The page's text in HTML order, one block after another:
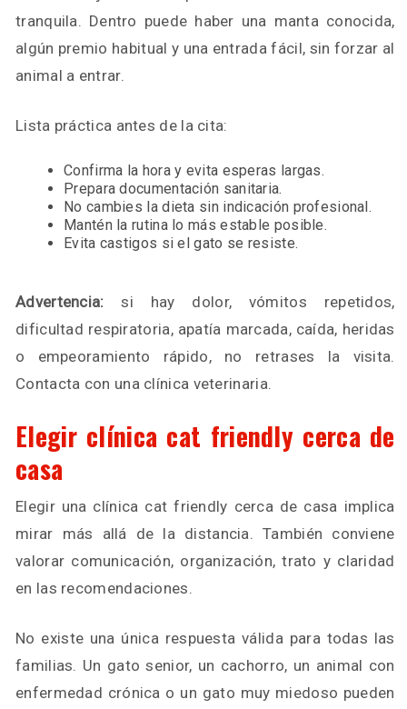
tranquila. Dentro puede haber una manta conocida,
algún premio habitual y una entrada fácil, sin forzar al
animal a entrar.
Lista práctica antes de la cita:
Confirma la hora y evita esperas largas.
Prepara documentación sanitaria.
No cambies la dieta sin indicación profesional.
Mantén la rutina lo más estable posible.
Evita castigos si el gato se resiste.
Advertencia: si hay dolor, vómitos repetidos,
dificultad respiratoria, apatía marcada, caída, heridas
o empeoramiento rápido, no retrases la visita.
Contacta con una clínica veterinaria.
Elegir clínica cat friendly cerca de
casa
Elegir una clínica cat friendly cerca de casa implica
mirar más allá de la distancia. También conviene
valorar comunicación, organización, trato y claridad
en las recomendaciones.
No existe una única respuesta válida para todas las
familias. Un gato senior, un cachorro, un animal con
enfermedad crónica o un gato muy miedoso pueden